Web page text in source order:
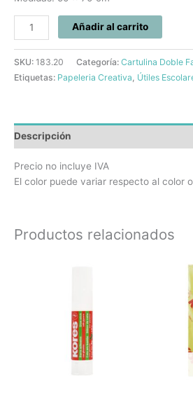
Añadir al carrito
SKU: 183.20 Categoría: Cartulina Doble
Etiquetas: Papeleria Creativa Útiles
Descripción
Precio no incluye IVA
El color puede variar respecto al color
Productos relacionados